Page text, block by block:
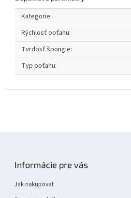
Kategorie:
Rýchlosť poťahu:
Tvrdosť špongie:
Typ poťahu:
Informácie pre vás
Jak nakupovat